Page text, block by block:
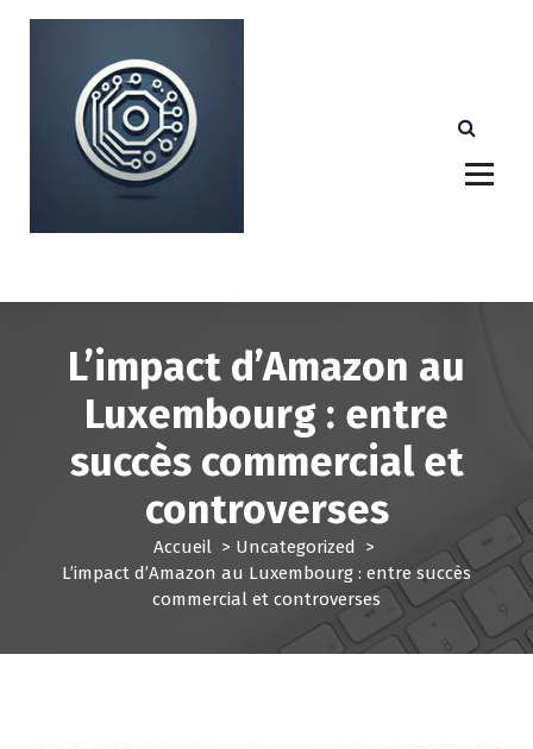
e
L’impact d’Amazon au
Luxembourg : entre
succès commercial et
controverses
Accueil > Uncategorized >
L’impact d’Amazon au Luxembourg : entre succès
commercial et controverses